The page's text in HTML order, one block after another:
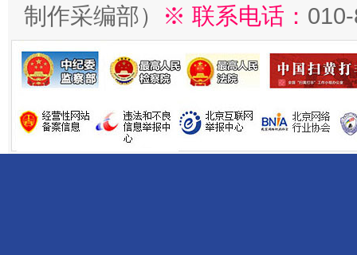
制作采编部）
※ 联系电话：